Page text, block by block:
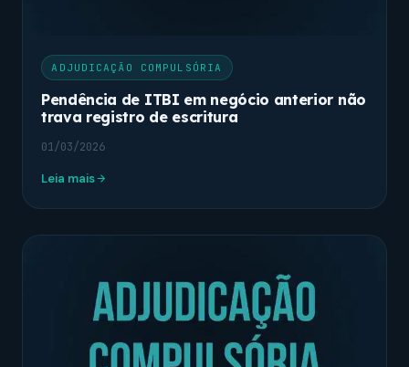
ADJUDICAÇÃO COMPULSÓRIA
Pendência de ITBI em negócio anterior não
trava registro de escritura
01/03/2026
Leia mais